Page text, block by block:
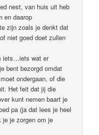
nest, van huis uit heb
en daarop
zijn zoals je denkt dat
niet goed doet zullen
iets…iets wat er
bent bezorgd omdat
ondergaan, of die
Het feit dat jij die
kunt nemen baart je
pa (ja dat lees je heel
je je zorgen om je